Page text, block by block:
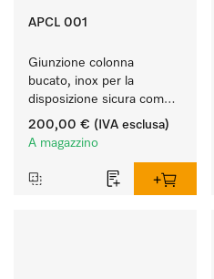
APCL 001
Giunzione colonna
bucato, inox per la
disposizione sicura come
colonna bucato.
200,00 € (IVA esclusa)
A magazzino